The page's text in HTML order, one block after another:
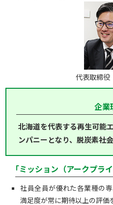
代表取締
企業
北海道を代表する再生可能
ンパニーとなり、脱炭素社
｢ミッション（アークプラ
社員全員が優れた各業種の
満足度が常に期待以上の評価